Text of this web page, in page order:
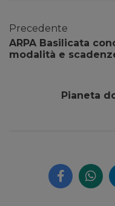
Precedente
ARPA Basilicata
modalità e
Pianeta